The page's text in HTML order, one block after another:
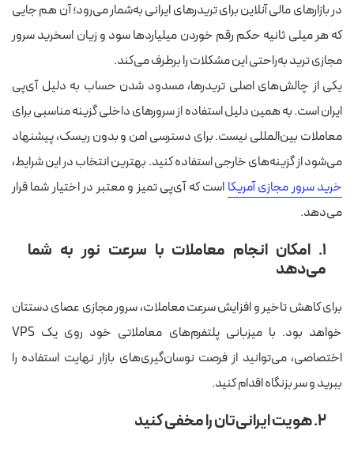
در بازارهای مالی آنلاین برای تریدرهای ایرانی به‌شمار می‌رود؛ آن هم جایی
که هر میلی ثانیه حکم رقم خوردن میلیاردها سود و زیان اسخرید سرور
مجازی ترید به‌راحتی این مشکلات را برطرف می‌کند.
یکی از چالش‌های اصلی تریدرها، مسدود شدن حساب به دلیل آی‌پی
ایران است. به همین دلیل استفاده از سرورهای داخلی گزینه مناسبی برای
معاملات بین‌المللی نیست. برای دسترسی امن و بدون ریسک، پیشنهاد
می‌شود از گزینه‌های خارجی استفاده کنید. بهترین انتخاب در این شرایط،
خرید سرور مجازی آمریکا است که آی‌پی تمیز و معتبر در اختیار شما قرار
می‌دهد.
۱. امکان انجام معاملات با سرعت نور به شما
می‌دهد
برای کاهش تاخیر و افزایش سرعت معاملات، سرور مجازی عصای دستتان
خواهد بود. با میزبانی پلتفرم‌های معاملاتی خود روی یک VPS
اختصاصی، می‌توانید از فرصت نوسان‌گیری‌های بازار نهایت استفاده را
ببرید و سر بزنگاه اقدام کنید.
۲. هویت ایرانی‌تان را مخفی کنید